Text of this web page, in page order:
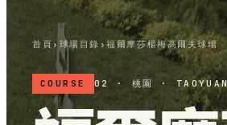
首頁 › 球場目錄 ›福爾摩莎楊梅高爾夫球場
COURSE 02 · 桃園 ·